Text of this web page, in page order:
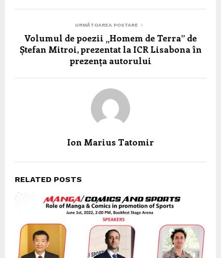
URMĂTOAREA POSTARE
Volumul de poezii „Homem de Terra” de
Ștefan Mitroi, prezentat la ICR Lisabona în
prezența autorului
Ion Marius Tatomir
RELATED POSTS